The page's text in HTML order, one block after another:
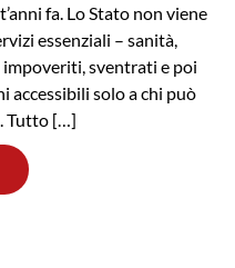
fa. Lo Stato non viene
essenziali – sanità,
sventrati e poi
accessibili solo a chi può
Tutto […]